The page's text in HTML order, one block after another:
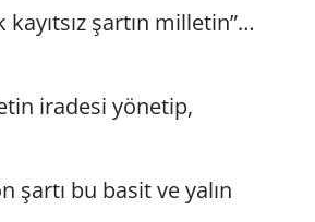
kayıtsız şartın milletin”…
iradesi yönetip,
şartı bu basit ve yalın